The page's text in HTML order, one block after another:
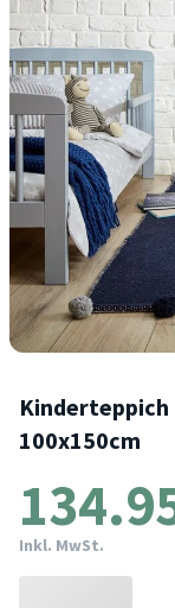
Kinderteppich
100x150cm
Inkl. MwSt.